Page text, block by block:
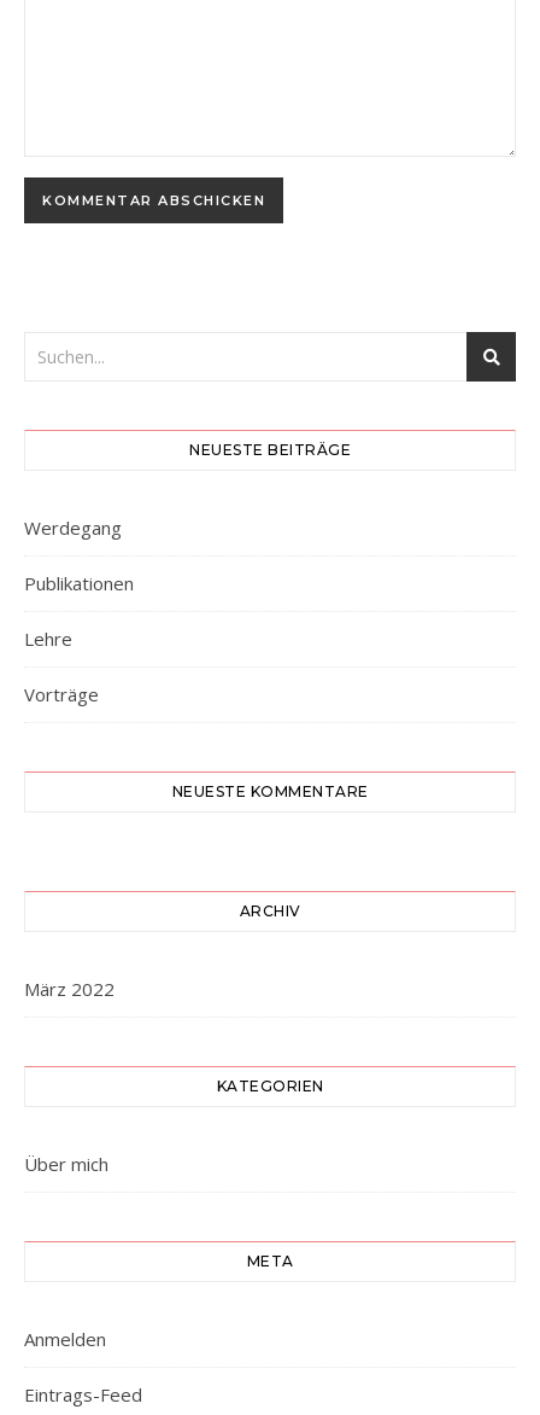
NEUESTE BEITRÄGE
Werdegang
Publikationen
Lehre
Vorträge
NEUESTE KOMMENTARE
ARCHIV
März 2022
KATEGORIEN
Über mich
META
Anmelden
Eintrags-Feed